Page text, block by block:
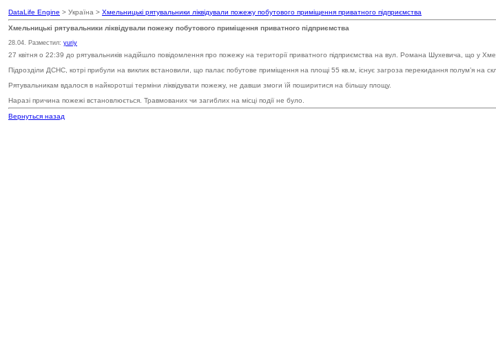
DataLife Engine > Україна > Хмельницькі рятувальники ліквідували пожежу побутового приміщення приватного підприємства
Хмельницькі рятувальники ліквідували пожежу побутового приміщення приватного підприємства
28.04. Разместил: yuriy
27 квітня о 22:39 до рятувальників надійшло повідомлення про пожежу на території приватного підприємства на вул. Романа Шухевича, що у
Підрозділи ДСНС, котрі прибули на виклик встановили, що палає побутове приміщення на площі 55 кв.м, існує загроза перекидання полум’я на
Рятувальникам вдалося в найкоротші терміни ліквідувати пожежу, не давши змоги їй поширитися на більшу площу.
Наразі причина пожежі встановлюється. Травмованих чи загиблих на місці події не було.
Вернуться назад